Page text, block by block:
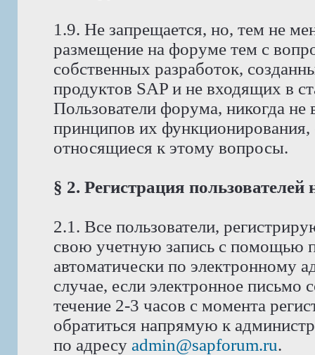
1.9. Не запрещается, но, тем не
размещение на форуме тем с
собственных разработок,
продуктов SAP и не входящих в
Пользователи форума, никогда
принципов их
относящиеся к этому вопросы.
§ 2. Регистрация пользователей
2.1. Все пользователи,
свою учетную запись с помощью
автоматически по электронному
случае, если электронное письмо
течение 2-3 часов с момента
обратиться напрямую к
по адресу admin@sapforum.ru.